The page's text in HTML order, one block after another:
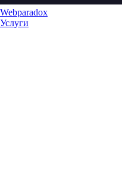
Webparadox
Услуги